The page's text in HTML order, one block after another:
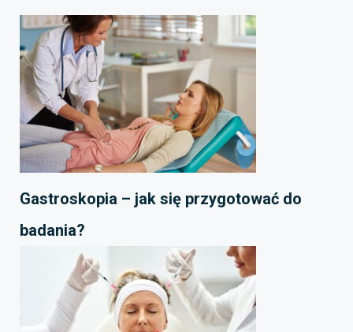
Gastroskopia – jak się przygotować do
badania?